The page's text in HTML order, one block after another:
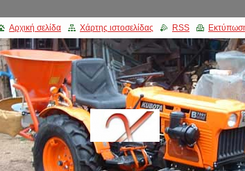
Αρχική σελίδα Χάρτης ιστοσελίδας RSS